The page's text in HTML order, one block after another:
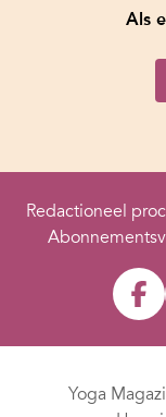
Als
Redactioneel
Yoga